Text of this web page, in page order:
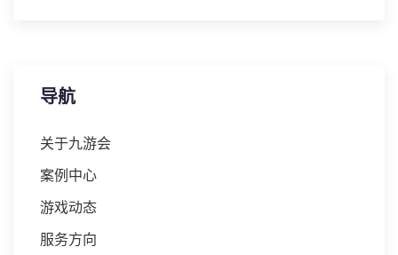
导航
关于九游会
案例中心
游戏动态
服务方向